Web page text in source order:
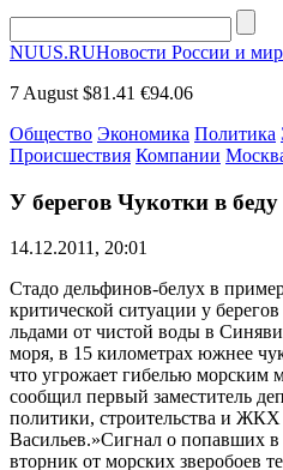
NUUS.RUНовости России и
7 August $81.41 €94.06
Общество Экономика Политика
Происшествия Компании
У берегов Чукотки в
14.12.2011, 20:01
Стадо дельфинов-белух в
критической ситуации у
льдами от чистой воды в
моря, в 15 километрах южнее
что угрожает гибелью
сообщил первый заместитель
политики, строительства и
Васильев.»Сигнал о попавших в
вторник от морских зверобоев